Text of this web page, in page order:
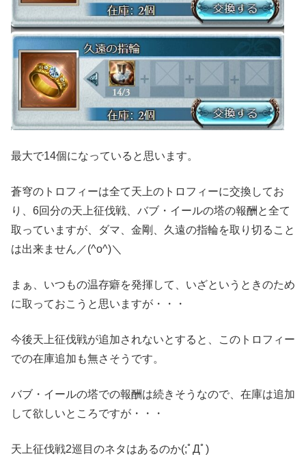
最大で14個になっていると思います。
蒼穹のトロフィーは全て天上のトロフィーに交換してお
り、6回分の天上征伐戦、バブ・イールの塔の報酬と全て
取っていますが、ダマ、金剛、久遠の指輪を取り切ること
は出来ません／(^o^)＼
まぁ、いつもの温存癖を発揮して、いざというときのため
に取っておこうと思いますが・・・
今後天上征伐戦が追加されないとすると、このトロフィー
での在庫追加も無さそうです。
バブ・イールの塔での報酬は続きそうなので、在庫は追加
して欲しいところですが・・・
天上征伐戦2巡目のネタはあるのか(;ﾟДﾟ)